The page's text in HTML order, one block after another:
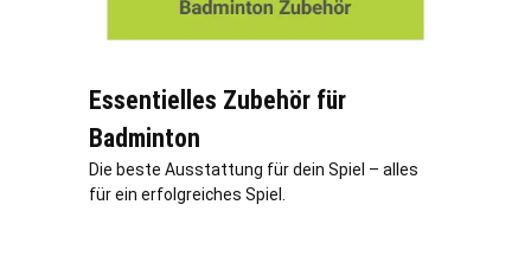
Essentielles Zubehör für
Badminton
Die beste Ausstattung für dein Spiel – alles
für ein erfolgreiches Spiel.